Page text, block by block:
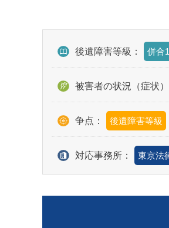
後遺障害等級： 併合
被害者の状況（症状）
争点： 後遺障害等級
対応事務所： 東京法